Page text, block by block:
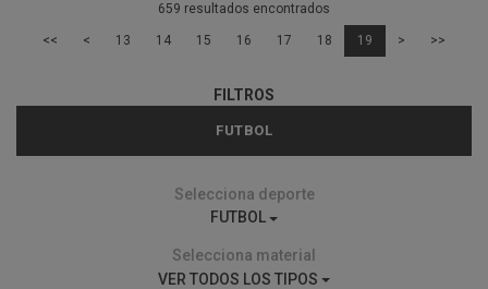
659 resultados encontrados
<< < 13 14 15 16 17 18 19 > >>
FILTROS
FUTBOL
Selecciona deporte
FUTBOL
Selecciona material
VER TODOS LOS TIPOS